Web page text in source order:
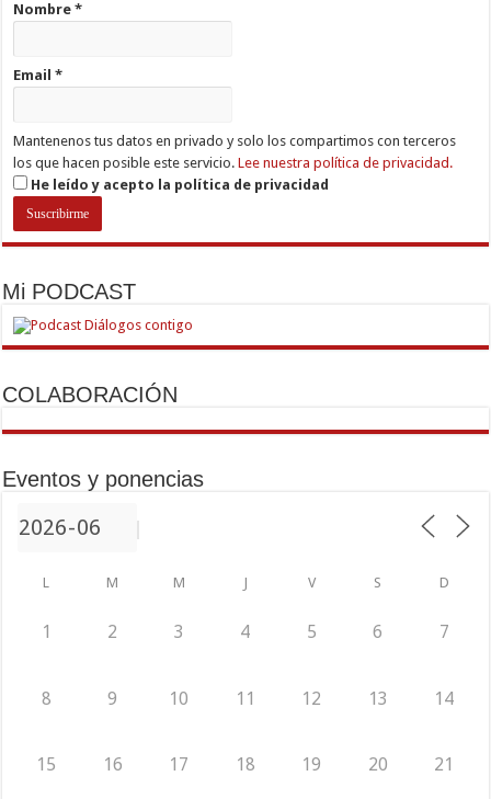
Nombre*
Email*
Mantenenos tus datos en privado y solo los compartimos con terceros
los que hacen posible este servicio.Lee nuestra política de privacidad.
He leído y acepto la política de privacidad
Mi PODCAST
COLABORACIÓN
Eventos y ponencias
L M M J V S D
1 2 3 4 5 6 7
8 9 10 11 12 13 14
15 16 17 18 19 20 21